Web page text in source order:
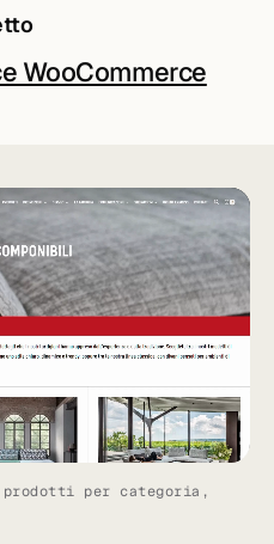
WooCommerce
per categoria,